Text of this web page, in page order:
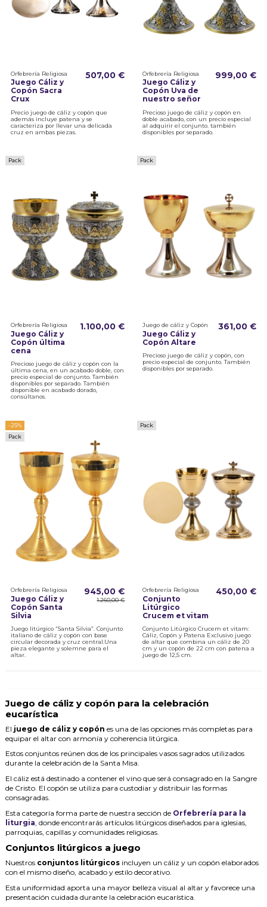
Orfebrería Religiosa
Juego Cáliz y
Copón Sacra
Crux
507,00 €
Precio juego de cáliz y copón que
además incluye patena y se
caracteriza por llevar una delicada
cruz en ambas piezas.
Orfebrería Religiosa
Juego Cáliz y
Copón Uva de
nuestro señor
999,00 €
Precioso juego de cáliz y copón en
doble acabado, con un precio especial
al adquirir el conjunto. también
disponibles por separado.
Pack
Orfebrería Religiosa
Juego Cáliz y
Copón última
cena
1.100,00 €
Precioso juego de cáliz y copón con la
última cena, en un acabado doble, con
precio especial de conjunto. También
disponibles por separado. También
disponible en acabado dorado,
consúltanos.
Pack
Juego de cáliz y Copón
Juego Cáliz y
Copón Altare
361,00 €
Precioso juego de cáliz y copón, con
precio especial de conjunto. También
disponibles por separado.
-25%
Pack
Orfebrería Religiosa
Juego Cáliz y
Copón Santa
Silvia
945,00 €
1.260,00 €
Juego litúrgico “Santa Silvia”. Conjunto
italiano de cáliz y copón con base
circular decorada y cruz central.Una
pieza elegante y solemne para el
altar.
Pack
Orfebrería Religiosa
Conjunto
Litúrgico
Crucem et vitam
450,00 €
Conjunto Litúrgico Crucem et vitam:
Cáliz, Copón y Patena Exclusivo juego
de altar que combina un cáliz de 20
cm y un copón de 22 cm con patena a
juego de 12,5 cm.
Juego de cáliz y copón para la celebración
eucarística
El juego de cáliz y copón es una de las opciones más completas para
equipar el altar con armonía y coherencia litúrgica.
Estos conjuntos reúnen dos de los principales vasos sagrados utilizados
durante la celebración de la Santa Misa.
El cáliz está destinado a contener el vino que será consagrado en la Sangre
de Cristo. El copón se utiliza para custodiar y distribuir las formas
consagradas.
Esta categoría forma parte de nuestra sección de Orfebrería para la
liturgia , donde encontrarás artículos litúrgicos diseñados para iglesias,
parroquias, capillas y comunidades religiosas.
Conjuntos litúrgicos a juego
Nuestros conjuntos litúrgicos incluyen un cáliz y un copón elaborados
con el mismo diseño, acabado y estilo decorativo.
Esta uniformidad aporta una mayor belleza visual al altar y favorece una
presentación cuidada durante la celebración eucarística.